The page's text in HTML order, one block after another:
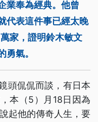
業奉為經典。他曾
代表這件事已經太晚
家，證明鈴木敏文
氣。
頭侃侃而談，有日本
本（5）月18日因為
起他的傳奇人生，要